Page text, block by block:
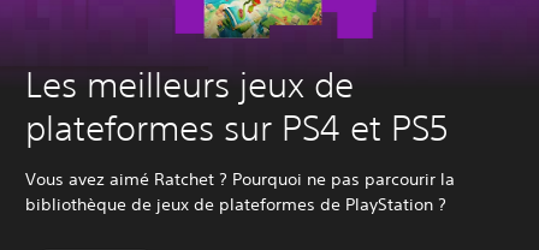
Les meilleurs jeux de
plateformes sur PS4 et PS5
Vous avez aimé Ratchet ? Pourquoi ne pas parcourir la
bibliothèque de jeux de plateformes de PlayStation ?